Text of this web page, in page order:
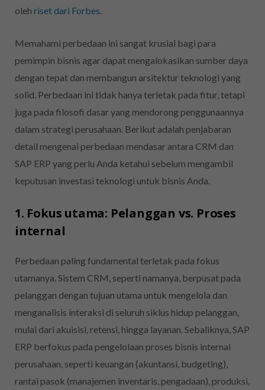
oleh riset dari Forbes.
Memahami perbedaan ini sangat krusial bagi para
pemimpin bisnis agar dapat mengalokasikan sumber daya
dengan tepat dan membangun arsitektur teknologi yang
solid. Perbedaan ini tidak hanya terletak pada fitur, tetapi
juga pada filosofi dasar yang mendorong penggunaannya
dalam strategi perusahaan. Berikut adalah penjabaran
detail mengenai perbedaan mendasar antara CRM dan
SAP ERP yang perlu Anda ketahui sebelum mengambil
keputusan investasi teknologi untuk bisnis Anda.
1. Fokus utama: Pelanggan vs. Proses
internal
Perbedaan paling fundamental terletak pada fokus
utamanya. Sistem CRM, seperti namanya, berpusat pada
pelanggan dengan tujuan utama untuk mengelola dan
menganalisis interaksi di seluruh siklus hidup pelanggan,
mulai dari akuisisi, retensi, hingga layanan. Sebaliknya, SAP
ERP berfokus pada pengelolaan proses bisnis internal
perusahaan, seperti keuangan (akuntansi, budgeting),
rantai pasok (manajemen inventaris, pengadaan), produksi,